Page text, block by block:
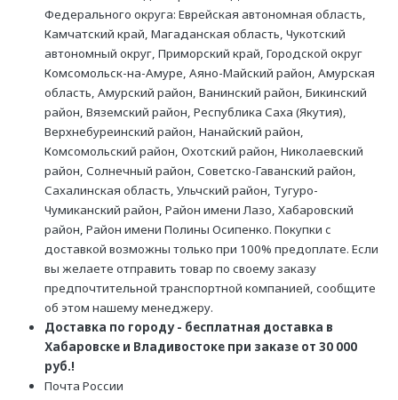
Федерального округа: Еврейская автономная область,
Камчатский край, Магаданская область, Чукотский
автономный округ, Приморский край, Городской округ
Комсомольск-на-Амуре, Аяно-Майский район, Амурская
область, Амурский район, Ванинский район, Бикинский
район, Вяземский район, Республика Саха (Якутия),
Верхнебуреинский район, Нанайский район,
Комсомольский район, Охотский район, Николаевский
район, Солнечный район, Советско-Гаванский район,
Сахалинская область, Ульчский район, Тугуро-
Чумиканский район, Район имени Лазо, Хабаровский
район, Район имени Полины Осипенко. Покупки с
доставкой возможны только при 100% предоплате. Если
вы желаете отправить товар по своему заказу
предпочтительной транспортной компанией, сообщите
об этом нашему менеджеру.
Доставка по городу - бесплатная доставка в
Хабаровске и Владивостоке при заказе от 30 000
руб.!
Почта России